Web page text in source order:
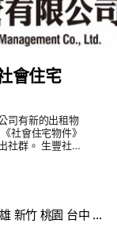
會住宅
司有新的出租物
賣房 買房 租屋 自售 仲介-台南 高雄 新竹 桃園 台中 台北 嘉義 屏東 宜蘭 苗栗 全台各地